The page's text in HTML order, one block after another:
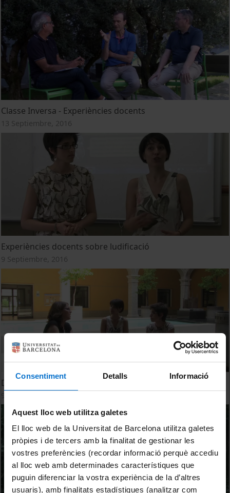
Consentiment Detalls Informació
Aquest lloc web utilitza galetes
El lloc web de la Universitat de Barcelona utilitza galetes
pròpies i de tercers amb la finalitat de gestionar les
vostres preferències (recordar informació perquè accediu
al lloc web amb determinades característiques que
puguin diferenciar la vostra experiència de la d’altres
usuaris), amb finalitats estadístiques (analitzar com
Classe Inversa - Experiències docents
13 Septiembre, 2016
Experiències docents sobre ludificació
9 Septiembre, 2016
Diàlegs sobre ludificació